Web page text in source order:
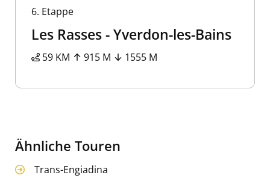
6. Etappe
Les Rasses - Yverdon-les-Bains
59 KM 915 M 1555 M
Ähnliche Touren
Trans-Engiadina